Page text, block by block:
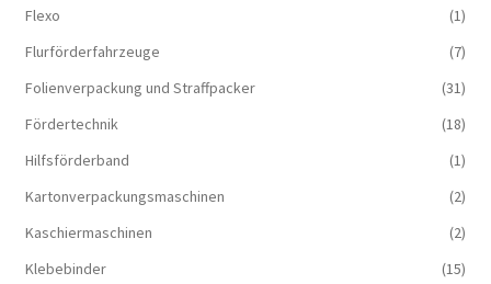
Flexo
(1)
Flurförderfahrzeuge
(7)
Folienverpackung und Straffpacker
(31)
Fördertechnik
(18)
Hilfsförderband
(1)
Kartonverpackungsmaschinen
(2)
Kaschiermaschinen
(2)
Klebebinder
(15)